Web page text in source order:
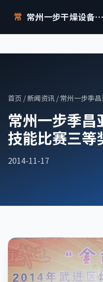
常 常州一步干燥设备有限公司
首页 /新闻资讯 / 常州一步季
常州一步季昌
技能比赛三等
2014-11-17